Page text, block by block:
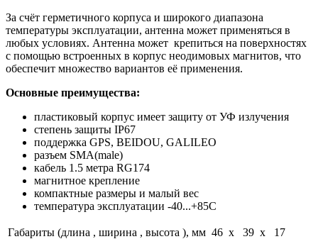
За счёт герметичного корпуса и широкого диапазона
температуры эксплуатации, антенна может применяться в
любых условиях. Антенна может крепиться на поверхностях
с помощью встроенных в корпус неодимовых магнитов, что
обеспечит множество вариантов её применения.
Основные преимущества:
пластиковый корпус имеет защиту от УФ излучения
степень защиты IP67
поддержка GPS, BEIDOU, GALILEO
разъем SMA(male)
кабель 1.5 метра RG174
магнитное крепление
компактные размеры и малый вес
температура эксплуатации -40...+85С
Габариты (длина , ширина , высота ), мм 46 x 39 x 17